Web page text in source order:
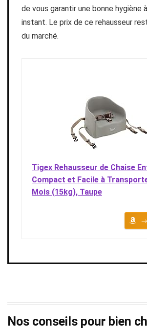
de vous garantir une bonne hygiène
instant. Le prix de ce rehausseur
du marché.
Tigex Rehausseur de Chaise
Compact et Facile à
Mois (15kg), Taupe
→
Nos conseils pour bien